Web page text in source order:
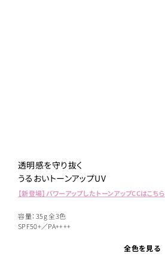
透明感を守り抜く
うるおいトーンアップUV
【新登場】パワーアップしたトーンアップCCはこちら
容量：35g全3色
SPF50+／PA++++
全色を見る